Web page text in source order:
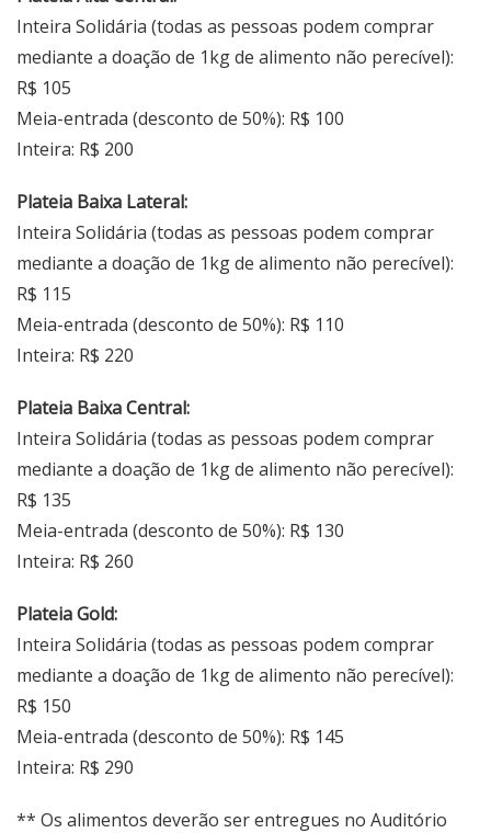
Inteira Solidária (todas as pessoas podem comprar
mediante a doação de 1kg de alimento não perecível):
R$ 105
Meia-entrada (desconto de 50%): R$ 100
Inteira: R$ 200
Plateia Baixa Lateral:
Inteira Solidária (todas as pessoas podem comprar
mediante a doação de 1kg de alimento não perecível):
R$ 115
Meia-entrada (desconto de 50%): R$ 110
Inteira: R$ 220
Plateia Baixa Central:
Inteira Solidária (todas as pessoas podem comprar
mediante a doação de 1kg de alimento não perecível):
R$ 135
Meia-entrada (desconto de 50%): R$ 130
Inteira: R$ 260
Plateia Gold:
Inteira Solidária (todas as pessoas podem comprar
mediante a doação de 1kg de alimento não perecível):
R$ 150
Meia-entrada (desconto de 50%): R$ 145
Inteira: R$ 290
** Os alimentos deverão ser entregues no Auditório